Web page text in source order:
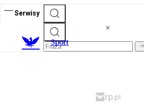
Serwisy
Sport